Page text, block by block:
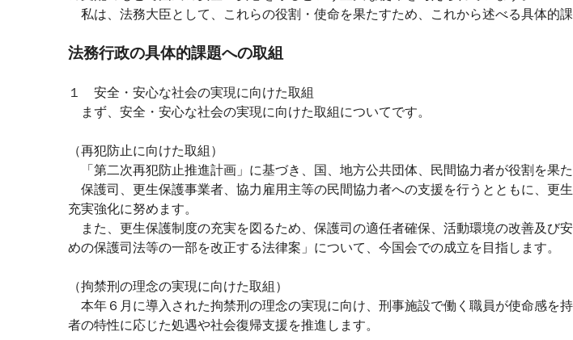
私は、法務大臣として、これらの役割・使命を果たすため、これから述べる具体的
法務行政の具体的課題への取組
１ 安全・安心な社会の実現に向けた取組
まず、安全・安心な社会の実現に向けた取組についてです。
（再犯防止に向けた取組）
「第二次再犯防止推進計画」に基づき、国、地方公共団体、民間協力者が役割を果
保護司、更生保護事業者、協力雇用主等の民間協力者への支援を行うとともに、更
充実強化に努めます。
また、更生保護制度の充実を図るため、保護司の適任者確保、活動環境の改善及び
めの保護司法等の一部を改正する法律案」について、今国会での成立を目指します。
（拘禁刑の理念の実現に向けた取組）
本年６月に導入された拘禁刑の理念の実現に向け、刑事施設で働く職員が使命感を
者の特性に応じた処遇や社会復帰支援を推進します。